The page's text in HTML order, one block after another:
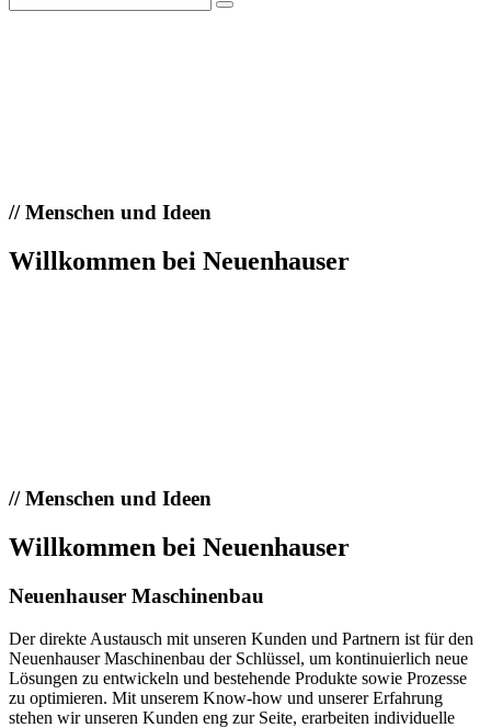
//Menschen und Ideen
Willkommen bei Neuenhauser
//Menschen und Ideen
Willkommen bei Neuenhauser
Neuenhauser Maschinenbau
Der direkte Austausch mit unseren Kunden und Partnern ist für den
Neuenhauser Maschinenbau der Schlüssel, um kontinuierlich neue
Lösungen zu entwickeln und bestehende Produkte sowie Prozesse
zu optimieren. Mit unserem Know-how und unserer Erfahrung
stehen wir unseren Kunden eng zur Seite, erarbeiten individuelle